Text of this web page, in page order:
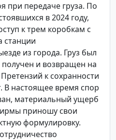
при передаче груза. По
в 2024 году,
к трем коробкам с
станции
из города. Груз был
и возвращен на
к сохранности
В настоящее время спор
материальный ущерб
приношу свои
формулировку.